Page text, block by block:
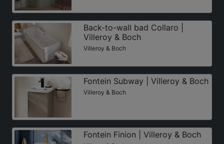
Back-to-wall bad Collaro |
Villeroy & Boch
Villeroy & Boch
Fontein Subway | Villeroy & Boch
Villeroy & Boch
Fontein Finion | Villeroy & Boch